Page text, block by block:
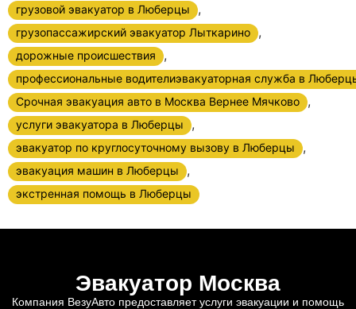
грузовой эвакуатор в Люберцы ,
грузопассажирский эвакуатор Лыткарино ,
дорожные происшествия ,
профессиональные водителиэвакуаторная служба в
Срочная эвакуация авто в Москва Вернее Мячково
,
услуги эвакуатора в Люберцы ,
эвакуатор по круглосуточному вызову в Люберцы ,
эвакуация машин в Люберцы ,
экстренная помощь в Люберцы
Эвакуатор Москва
Компания ВезуАвто предоставляет услуги эвакуации и помощь